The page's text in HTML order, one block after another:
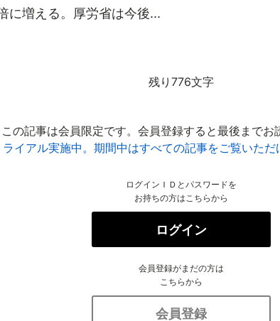
に増える。厚労省は今後...
残り776文字
この記事は会員限定です。会員登録すると最後までお
イアル実施中。期間中はすべての記事をご覧いた
ログインＩＤとパスワードを
お持ちの方はこちらから
ログイン
会員登録がまだの方は
こちらから
会員登録